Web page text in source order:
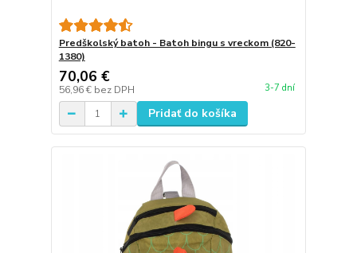
Predškolský batoh - Batoh bingu s vreckom (820-
1380)
70,06 €
56,96 € bez DPH 3-7 dní
Pridať do košíka